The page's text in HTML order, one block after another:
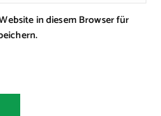
in diesem Browser für